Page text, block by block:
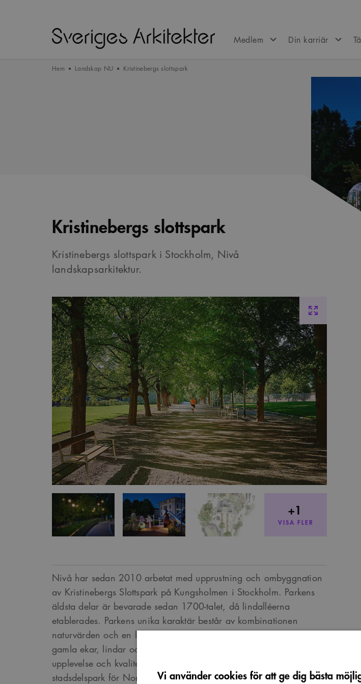
Medlem Din karriär
Hem Landskap NU Kristinebergs slottspark
Kristinebergs slottspark
Kristinebergs slottspark i Stockholm, Nivå
landskapsarkitektur.
+1
VISA FLER
Nivå har sedan 2010 arbetat med upprustning och ombyggnation
av Kristinebergs Slottspark på Kungsholmen i Stockholm. Parkens
äldsta delar är bevarade sedan 1700-talet, då lindalléerna
etablerades. Parkens unika karaktär består av kombinationen
naturvärden och en levande historisk miljö. Ett stort bestånd av
gamla ekar, lindar och fruktträd utgör parkens mest grundläggande
upplevelse och kvalitét. Parken kommer att fungera som en
stadsdelspark för Nordvästra Kungsholmen. De första etapperna
Vi använder cookies för att ge dig bästa